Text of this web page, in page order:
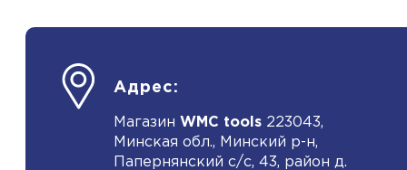
Адрес:
Магазин WMC tools 223043,
Минская обл., Минский р-н,
Папернянский с/с, 43, район д.